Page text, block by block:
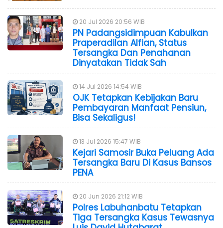
20 Jul 2026 20:56 WIB
PN Padangsidimpuan Kabulkan
Praperadilan Alfian, Status
Tersangka Dan Penahanan
Dinyatakan Tidak Sah
14 Jul 2026 14:54 WIB
OJK Tetapkan Kebijakan Baru
Pembayaran Manfaat Pensiun,
Bisa Sekaligus!
13 Jul 2026 15:47 WIB
Kejari Samosir Buka Peluang Ada
Tersangka Baru Di Kasus Bansos
PENA
20 Jun 2026 21:12 WIB
Polres Labuhanbatu Tetapkan
Tiga Tersangka Kasus Tewasnya